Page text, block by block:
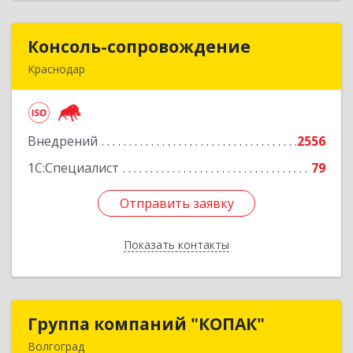
Консоль-сопровождение
Краснодар
Внедрений
2556
1С:Специалист
79
Отправить заявку
Показать контакты
Консоль-сопровождение
Подробнее
Отправить заявку
Назад
Группа компаний "КОПАК"
Волгоград
Группа компаний "КОПАК"